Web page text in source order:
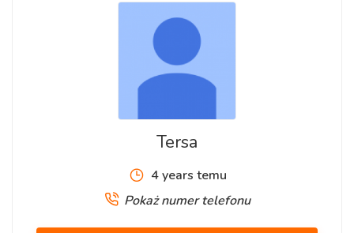
Tersa
4 years temu
Pokaż numer telefonu